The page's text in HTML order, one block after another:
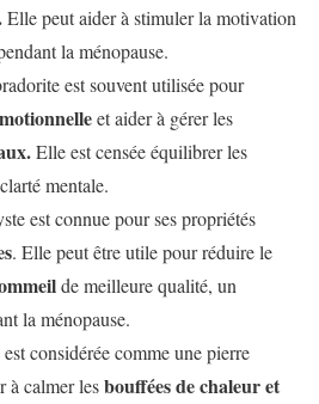
Elle peut aider à stimuler la motivation
la ménopause.
est souvent utilisée pour
et aider à gérer les
Elle est censée équilibrer les
mentale.
est connue pour ses propriétés
. Elle peut être utile pour réduire le
de meilleure qualité, un
la ménopause.
considérée comme une pierre
à calmer lesbouffées de chaleur et